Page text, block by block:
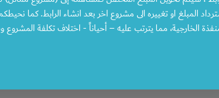
المبلغ او تغييره الى مشروع اخر بعد انشاء الرابط. كما
الخارجية، مما يترتب عليه – أحياناً - اختلاف تكلفة المشروع